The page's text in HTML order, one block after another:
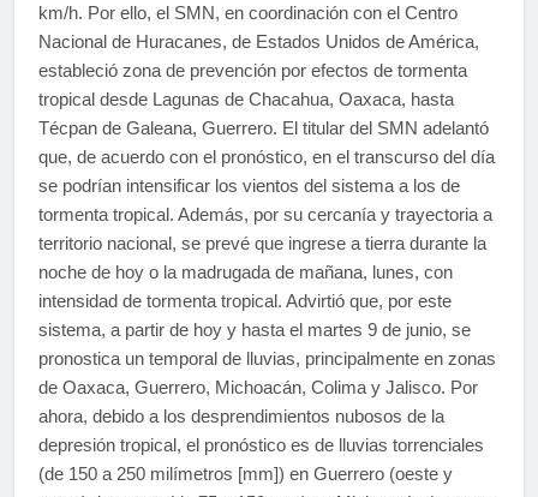
km/h. Por ello, el SMN, en coordinación con el Centro
Nacional de Huracanes, de Estados Unidos de América,
estableció zona de prevención por efectos de tormenta
tropical desde Lagunas de Chacahua, Oaxaca, hasta
Técpan de Galeana, Guerrero. El titular del SMN adelantó
que, de acuerdo con el pronóstico, en el transcurso del día
se podrían intensificar los vientos del sistema a los de
tormenta tropical. Además, por su cercanía y trayectoria a
territorio nacional, se prevé que ingrese a tierra durante la
noche de hoy o la madrugada de mañana, lunes, con
intensidad de tormenta tropical. Advirtió que, por este
sistema, a partir de hoy y hasta el martes 9 de junio, se
pronostica un temporal de lluvias, principalmente en zonas
de Oaxaca, Guerrero, Michoacán, Colima y Jalisco. Por
ahora, debido a los desprendimientos nubosos de la
depresión tropical, el pronóstico es de lluvias torrenciales
(de 150 a 250 milímetros [mm]) en Guerrero (oeste y